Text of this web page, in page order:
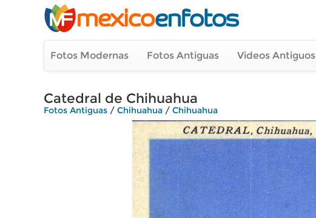
Fotos Modernas Fotos Antiguas Videos Antiguos
Catedral de Chihuahua
Fotos Antiguas / Chihuahua / Chihuahua